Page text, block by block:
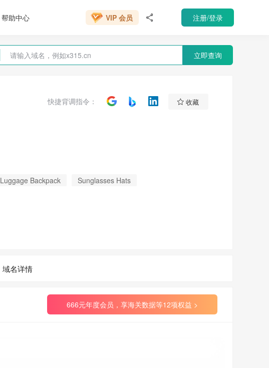
帮助中心
666元/年
 注册/登录
立即查询
快捷背调指令： 收藏
Luggage Backpack
Sunglasses Hats
域名详情
666元年度会员，享海关数据等12项权益 >